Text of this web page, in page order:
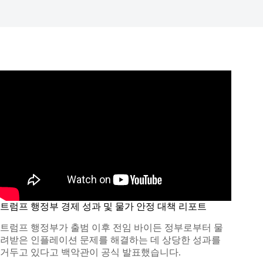
트럼프 행정부 경제 성과 및 물가 안정 대책 리포트
트럼프 행정부가 출범 이후 전임 바이든 정부로부터 물
려받은 인플레이션 문제를 해결하는 데 상당한 성과를
거두고 있다고 백악관이 공식 발표했습니다.